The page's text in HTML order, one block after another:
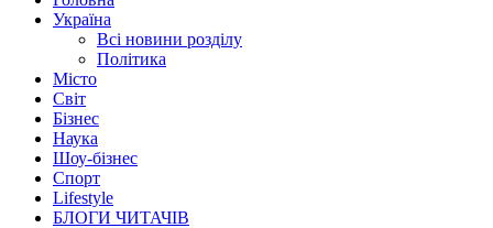
Україна
Всі новини розділу
Політика
Місто
Світ
Бізнес
Наука
Шоу-бізнес
Спорт
Lifestyle
БЛОГИ ЧИТАЧІВ